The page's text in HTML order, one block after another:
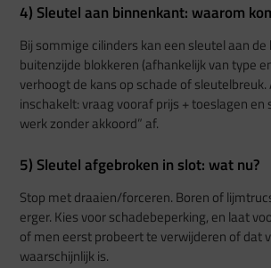
4) Sleutel aan binnenkant: waarom
Bij sommige cilinders kan een sleutel aan
buitenzijde blokkeren (afhankelijk van type
verhoogt de kans op schade of sleutelbreuk.
inschakelt: vraag vooraf prijs + toeslagen en
werk zonder akkoord” af.
5) Sleutel afgebroken in slot: wat nu?
Stop met draaien/forceren. Boren of
erger. Kies voor schadebeperking, en laat
of men eerst probeert te verwijderen of dat
waarschijnlijk is.